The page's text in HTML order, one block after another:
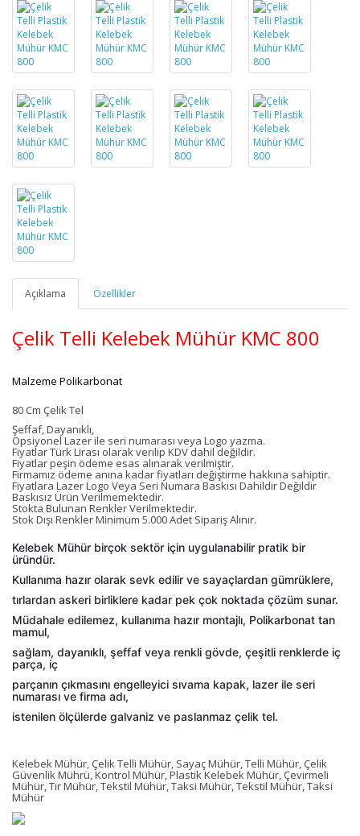
Açıklama Özellikler
Çelik Telli Kelebek Mühür KMC 800
Malzeme Polikarbonat
80 Cm Çelik Tel
Şeffaf, Dayanıklı,
Opsiyonel Lazer ile seri numarası veya Logo yazma.
Fiyatlar Türk Lirası olarak verilip KDV dahil değildir.
Fiyatlar peşin ödeme esas alınarak verilmiştir.
Firmamız ödeme anına kadar fiyatları değiştirme hakkına sahiptir.
Fiyatlara Lazer Logo Veya Seri Numara Baskısı Dahildir Değildir
Baskısız Ürün Verilmemektedir.
Stokta Bulunan Renkler Verilmektedir.
Stok Dışı Renkler Minimum 5.000 Adet Sipariş Alınır.
Kelebek Mühür birçok sektör için uygulanabilir pratik bir
üründür.
Kullanıma hazır olarak sevk edilir ve sayaçlardan gümrüklere,
tırlardan askeri birliklere kadar pek çok noktada çözüm sunar.
Müdahale edilemez, kullanıma hazır montajlı, Polikarbonat tan
mamul,
sağlam, dayanıklı, şeffaf veya renkli gövde, çeşitli renklerde iç
parça, iç
parçanın çıkmasını engelleyici sıvama kapak, lazer ile seri
numarası ve firma adı,
istenilen ölçülerde galvaniz ve paslanmaz çelik tel.
Kelebek Mühür, Çelik Telli Mühür, Sayaç Mühür, Telli Mühür, Çelik
Güvenlik Mührü, Kontrol Mühür, Plastik Kelebek Mühür, Çevirmeli
Mühür, Tır Mühür, Tekstil Mühür, Taksi Mühür, Tekstil Mühür, Taksi
Mühür